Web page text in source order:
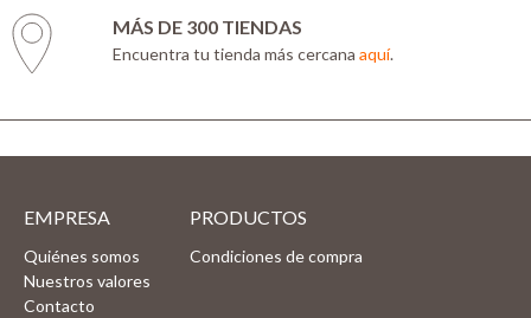
MÁS DE 300 TIENDAS
Encuentra tu tienda más cercana aquí.
EMPRESA
Quiénes somos
Nuestros valores
Contacto
PRODUCTOS
Condiciones de compra